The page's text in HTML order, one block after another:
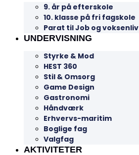
9. år på efterskole
10. klasse på fri fagskole
Parat til Job og voksenliv
UNDERVISNING
Styrke & Mod
HEST 360
Stil & Omsorg
Game Design
Gastronomi
Håndværk
Erhvervs-maritim
Boglige fag
Valgfag
AKTIVITETER